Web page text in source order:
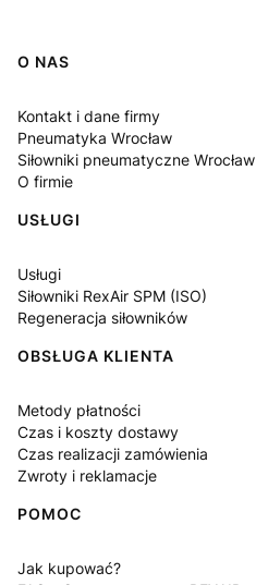
Linki w stopce
O NAS
Kontakt i dane firmy
Pneumatyka Wrocław
Siłowniki pneumatyczne Wrocław
O firmie
USŁUGI
Usługi
Siłowniki RexAir SPM (ISO)
Regeneracja siłowników
OBSŁUGA KLIENTA
Metody płatności
Czas i koszty dostawy
Czas realizacji zamówienia
Zwroty i reklamacje
POMOC
Jak kupować?